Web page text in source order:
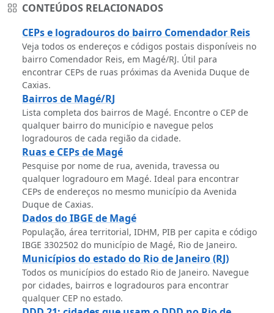
CONTEÚDOS RELACIONADOS
CEPs e logradouros do bairro Comendador Reis
Veja todos os endereços e códigos postais disponíveis no
bairro Comendador Reis, em Magé/RJ. Útil para
encontrar CEPs de ruas próximas da Avenida Duque de
Caxias.
Bairros de Magé/RJ
Lista completa dos bairros de Magé. Encontre o CEP de
qualquer bairro do município e navegue pelos
logradouros de cada região da cidade.
Ruas e CEPs de Magé
Pesquise por nome de rua, avenida, travessa ou
qualquer logradouro em Magé. Ideal para encontrar
CEPs de endereços no mesmo município da Avenida
Duque de Caxias.
Dados do IBGE de Magé
População, área territorial, IDHM, PIB per capita e código
IBGE 3302502 do município de Magé, Rio de Janeiro.
Municípios do estado do Rio de Janeiro (RJ)
Todos os municípios do estado Rio de Janeiro. Navegue
por cidades, bairros e logradouros para encontrar
qualquer CEP no estado.